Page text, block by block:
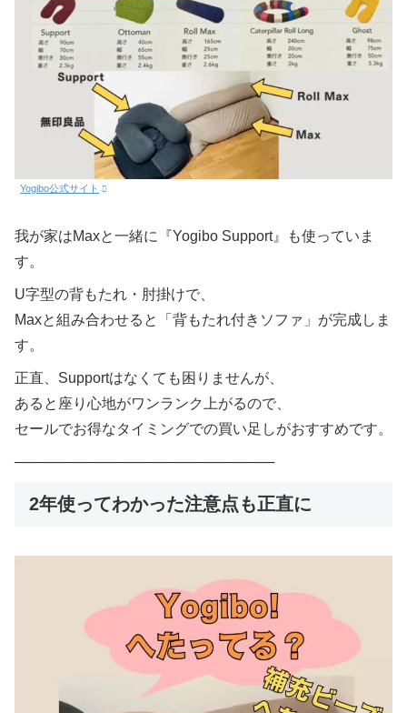
Yogibo公式サイト
我が家はMaxと一緒に『Yogibo Support』も使っていま
す。
U字型の背もたれ・肘掛けで、
Maxと組み合わせると「背もたれ付きソファ」が完成しま
す。
正直、Supportはなくても困りませんが、
あると座り心地がワンランク上がるので、
セールでお得なタイミングでの買い足しがおすすめです。
──────────────────────────
2年使ってわかった注意点も正直に